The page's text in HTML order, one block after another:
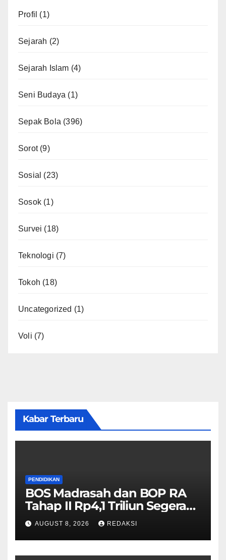
Profil (1)
Sejarah (2)
Sejarah Islam (4)
Seni Budaya (1)
Sepak Bola (396)
Sorot(9)
Sosial (23)
Sosok (1)
Survei (18)
Teknologi (7)
Tokoh (18)
Uncategorized (1)
Voli (7)
Kabar Terbaru
PENDIDIKAN
BOS Madrasah dan BOP RA
Tahap II Rp4,1 Triliun Segera
Cair, Berikut Jadwal
Pengajuannya
AUGUST 8, 2026 REDAKSI